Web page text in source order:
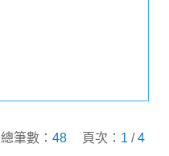
總筆數： 48 頁次： 1 /4